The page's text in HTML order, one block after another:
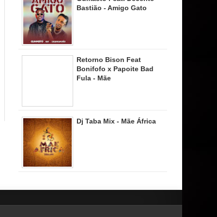
Bastião - Amigo Gato
Retorno Bison Feat
Bonifofo x Papoite Bad
Fula - Mãe
Dj Taba Mix - Mãe África